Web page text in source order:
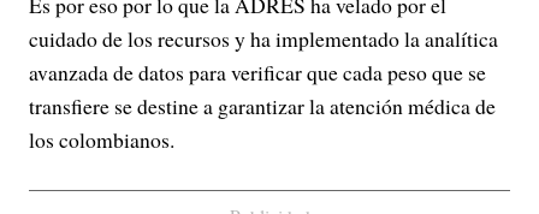
cuidado de los recursos y ha implementado la analítica
avanzada de datos para verificar que cada peso que se
transfiere se destine a garantizar la atención médica de
los colombianos.